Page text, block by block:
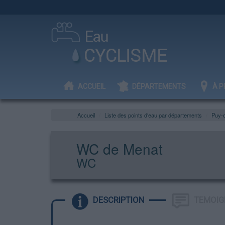
ACCUEIL DÉPARTEMENTS À
Accueil Liste des points d'eau par départements Puy-
WC de Menat
WC
DESCRIPTION